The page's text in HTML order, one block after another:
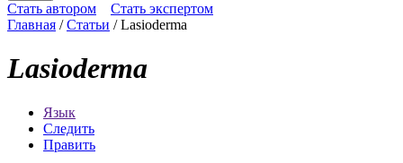
Стать автором
Стать экспертом
Главная /Статьи /Lasioderma
Lasioderma
Язык
Следить
Править